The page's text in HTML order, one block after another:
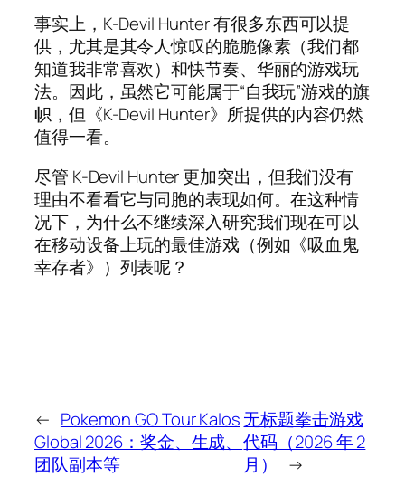
事实上，K-Devil Hunter 有很多东西可以提
供，尤其是其令人惊叹的脆脆像素（我们都
知道我非常喜欢）和快节奏、华丽的游戏玩
法。因此，虽然它可能属于“自我玩”游戏的旗
帜，但《K-Devil Hunter》所提供的内容仍然
值得一看。
尽管 K-Devil Hunter 更加突出，但我们没有
理由不看看它与同胞的表现如何。在这种情
况下，为什么不继续深入研究我们现在可以
在移动设备上玩的最佳游戏（例如《吸血鬼
幸存者》）列表呢？
← Pokemon GO Tour Kalos
Global 2026：奖金、生成、
团队副本等
无标题拳击游戏
代码（2026 年 2
月）
→